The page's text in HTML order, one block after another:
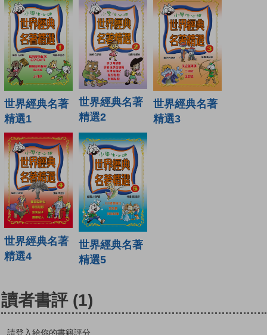
世界經典名著
精選1
世界經典名著
精選2
世界經典名著
精選3
世界經典名著
精選4
世界經典名著
精選5
讀者書評 (1)
請登入給你的書籍評分